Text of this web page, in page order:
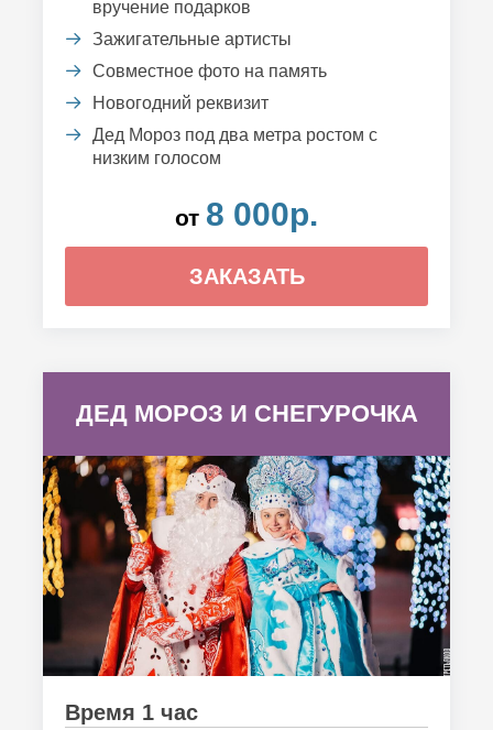
вручение подарков
Зажигательные артисты
Совместное фото на память
Новогодний реквизит
Дед Мороз под два метра ростом с
низким голосом
от 8 000р.
ЗАКАЗАТЬ
ДЕД МОРОЗ И СНЕГУРОЧКА
Время 1 час